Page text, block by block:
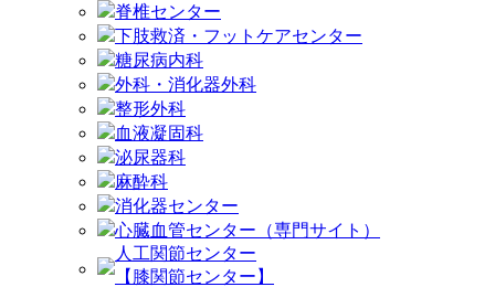
脊椎センター
下肢救済・フットケアセンター
糖尿病内科
外科・消化器外科
整形外科
血液凝固科
泌尿器科
麻酔科
消化器センター
心臓血管センター（専門サイト）
人工関節センター
【膝関節センター】